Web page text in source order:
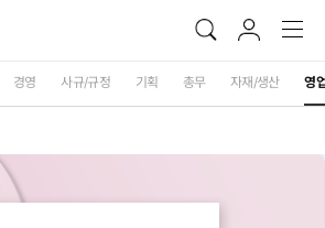
경영 사규/규정 기획 총무 자재/생산 영